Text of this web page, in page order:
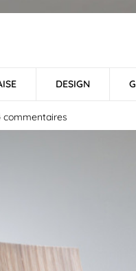
DESIGN
commentaires